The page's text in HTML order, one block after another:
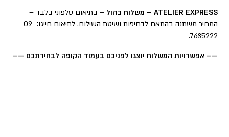
ATELIER EXPRESS – משלוח בהול
– בתיאום טלפוני בלבד –
המחיר משתנה בהתאם לדחיפות ושיטת השילוח. לתיאום חייגו: 09-
7685222.
—– אפשרויות המשלוח יוצגו לפניכם בעמוד הקופה לבחירתכם —–